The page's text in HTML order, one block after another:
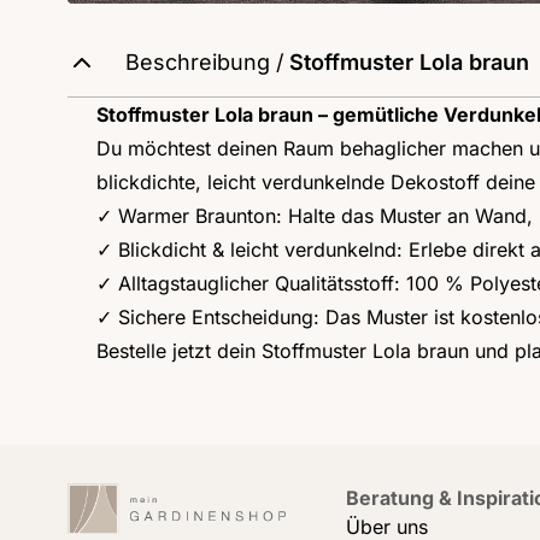
Beschreibung / Stoffmuster Lola braun
Stoffmuster Lola braun – gemütliche
Du möchtest deinen Raum behaglicher
blickdichte, leicht verdunkelnde Dekostoff
✓ Warmer Braunton: Halte das Muster an
✓ Blickdicht & leicht verdunkelnd: Erlebe direkt
✓ Alltagstauglicher Qualitätsstoff: 100 %
✓ Sichere Entscheidung: Das Muster ist
Bestelle jetzt dein Stoffmuster Lola braun und
Beratung &
Über uns